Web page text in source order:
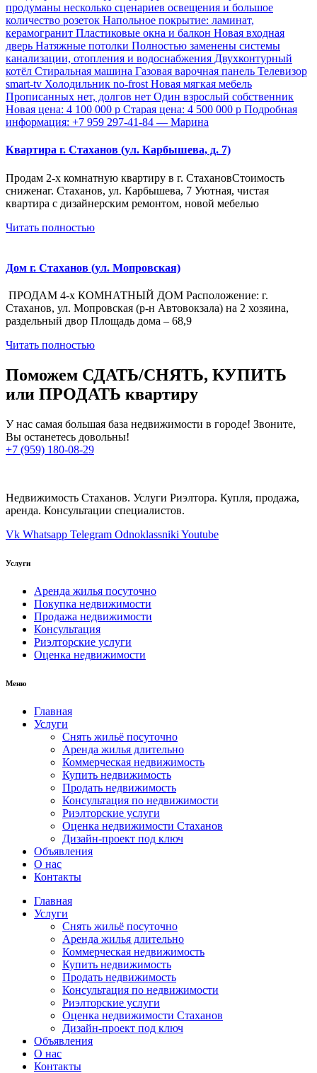
Квартира г. Стаханов (ул. Карбышева, д. 7)
Продам 2-х комнатную квартиру в г. СтахановСтоимость
сниженаг. Стаханов, ул. Карбышева, 7 Уютная, чистая
квартира с дизайнерским ремонтом, новой мебелью
Читать полностью
Дом г. Стаханов (ул. Мопровская)
ПРОДАМ 4-х КОМНАТНЫЙ ДОМ Расположение: г.
Стаханов, ул. Мопровская (р-н Автовокзала) на 2 хозяина,
раздельный двор Площадь дома – 68,9
Читать полностью
Поможем СДАТЬ/СНЯТЬ, КУПИТЬ
или ПРОДАТЬ квартиру
У нас самая большая база недвижимости в городе! Звоните,
Вы останетесь довольны!
+7 (959) 180-08-29
Недвижимость Стаханов. Услуги Риэлтора. Купля, продажа,
аренда. Консультации специалистов.
Vk Whatsapp Telegram Odnoklassniki Youtube
Услуги
Аренда жилья посуточно
Покупка недвижимости
Продажа недвижимости
Консультация
Риэлторские услуги
Оценка недвижимости
Меню
Главная
Услуги
Снять жильё посуточно
Аренда жилья длительно
Коммерческая недвижимость
Купить недвижимость
Продать недвижимость
Консультация по недвижимости
Риэлторские услуги
Оценка недвижимости Стаханов
Дизайн-проект под ключ
Объявления
О нас
Контакты
Главная
Услуги
Снять жильё посуточно
Аренда жилья длительно
Коммерческая недвижимость
Купить недвижимость
Продать недвижимость
Консультация по недвижимости
Риэлторские услуги
Оценка недвижимости Стаханов
Дизайн-проект под ключ
Объявления
О нас
Контакты